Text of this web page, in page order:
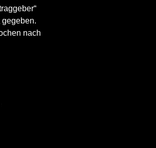
nach